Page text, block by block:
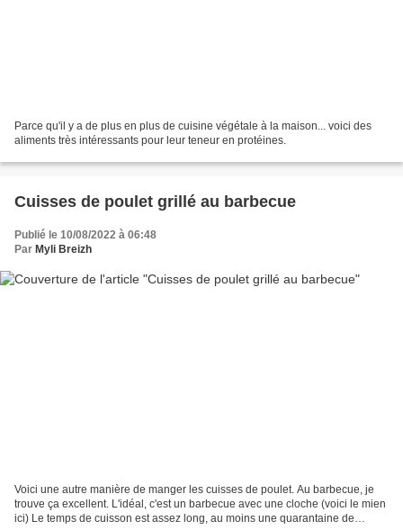
Parce qu'il y a de plus en plus de cuisine végétale à la maison... voici des
aliments très intéressants pour leur teneur en protéines.
Cuisses de poulet grillé au barbecue
Publié le 10/08/2022 à 06:48
Par Myli Breizh
Voici une autre manière de manger les cuisses de poulet. Au barbecue, je
trouve ça excellent. L'idéal, c'est un barbecue avec une cloche (voici le mien
ici) Le temps de cuisson est assez long, au moins une quarantaine de